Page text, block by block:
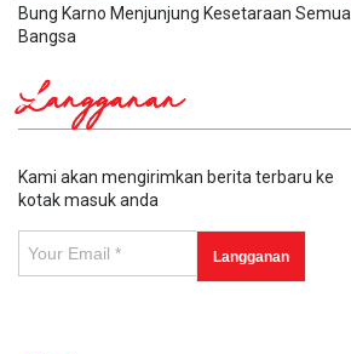
Bung Karno Menjunjung Kesetaraan Semua
Bangsa
Langganan
Kami akan mengirimkan berita terbaru ke
kotak masuk anda